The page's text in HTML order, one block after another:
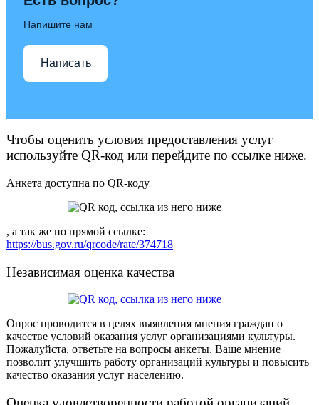
Напишите нам
Написать
Чтобы оценить условия предоставления услуг
используйте QR-код или перейдите по ссылке ниже.
Анкета доступна по QR-коду
, а так же по прямой ссылке:
https://bus.gov.ru/qrcode/rate/374718
Независимая оценка качества
Опрос проводится в целях выявления мнения граждан о
качестве условий оказания услуг организациями культуры.
Пожалуйста, ответьте на вопросы анкеты. Ваше мнение
позволит улучшить работу организаций культуры и повысить
качество оказания услуг населению.